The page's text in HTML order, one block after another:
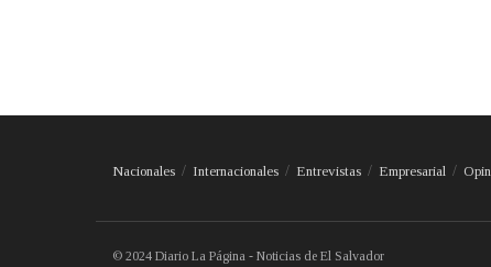
Nacionales Internacionales Entrevistas Empresarial
© 2024 Diario La Página - Noticias de El Salvador